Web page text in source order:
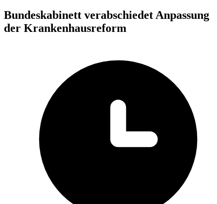
Bundeskabinett verabschiedet Anpassung
der Krankenhausreform